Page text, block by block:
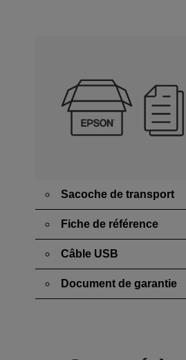
Sacoche de transport
Fiche de référence
Câble USB
Document de garantie